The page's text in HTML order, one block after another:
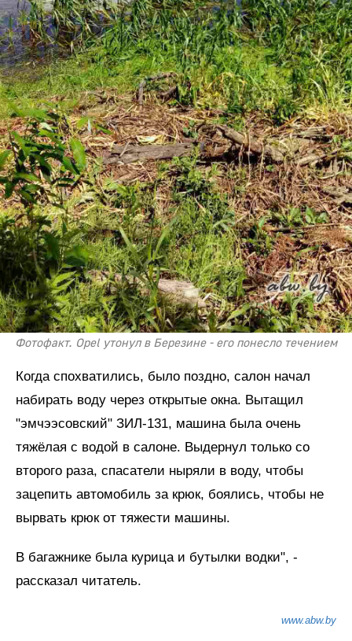
Фотофакт. Opel утонул в Березине - его понесло течением
Когда спохватились, было поздно, салон начал
набирать воду через открытые окна. Вытащил
"эмчээсовский" ЗИЛ-131, машина была очень
тяжёлая с водой в салоне. Выдернул только со
второго раза, спасатели ныряли в воду, чтобы
зацепить автомобиль за крюк, боялись, чтобы не
вырвать крюк от тяжести машины.
В багажнике была курица и бутылки водки", -
рассказал читатель.
www.abw.by